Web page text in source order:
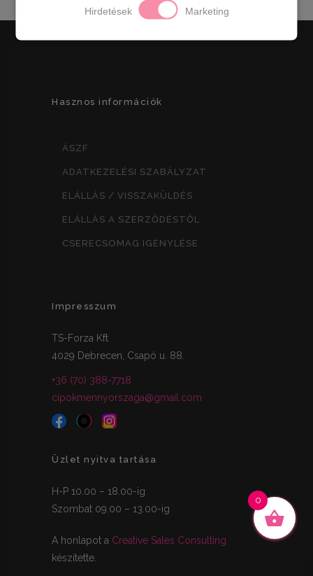
Hasznos információk
ÁSZF
ADATKEZELÉSI SZABÁLYZAT
ELÁLLÁS / VISSZAKÜLDÉS
ELÁLLÁS A SZERZŐDÉSTŐL
CSERECSOMAG IGÉNYLÉSE
Impresszum
TS-Forza Kft
4029 Debrecen, Csapó u. 88.
+36 (70) 388-7718
cipokmennyorszaga@gmail.com
Üzlet nyitva tartása
H-P 10.00 – 18.00-ig
Szombat 09.00 – 13.00-ig
A honlapot a Creative Sales Consulting
készítette.
Hirdetések Marketing
0